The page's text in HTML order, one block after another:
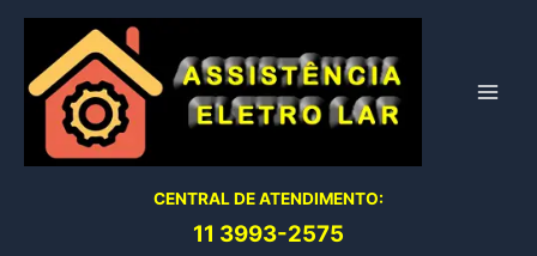
conteúdo
CENTRAL DE ATENDIMENTO:
11 3993-2575